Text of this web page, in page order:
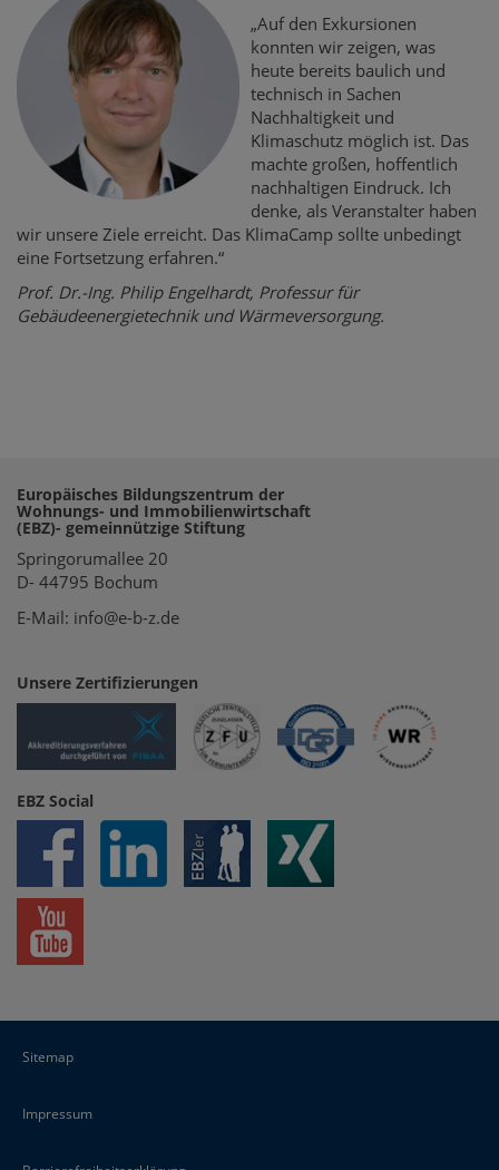
„Auf den Exkursionen
konnten wir zeigen, was
heute bereits baulich und
technisch in Sachen
Nachhaltigkeit und
Klimaschutz möglich ist. Das
machte großen, hoffentlich
nachhaltigen Eindruck. Ich
denke, als Veranstalter haben
wir unsere Ziele erreicht. Das KlimaCamp sollte unbedingt
eine Fortsetzung erfahren.“
Prof. Dr.-Ing. Philip Engelhardt, Professur für
Gebäudeenergietechnik und Wärmeversorgung.
Europäisches Bildungszentrum der
Wohnungs- und Immobilienwirtschaft
(EBZ)- gemeinnützige Stiftung
Springorumallee 20
D- 44795 Bochum
E-Mail: info@e-b-z.de
Unsere Zertifizierungen
EBZ Social
Sitemap
Impressum